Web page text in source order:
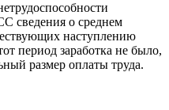
сведения о среднем
наступлению
период заработка не было,
размер оплаты труда.